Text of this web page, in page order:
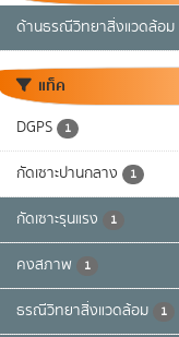
ด้านธรณีวิทยาสิ่งแวดล้อม
แท็ค
DGPS 1
กัดเซาะปานกลาง 1
กัดเซาะรุนแรง 1
คงสภาพ 1
ธรณีวิทยาสิ่งแวดล้อม 1